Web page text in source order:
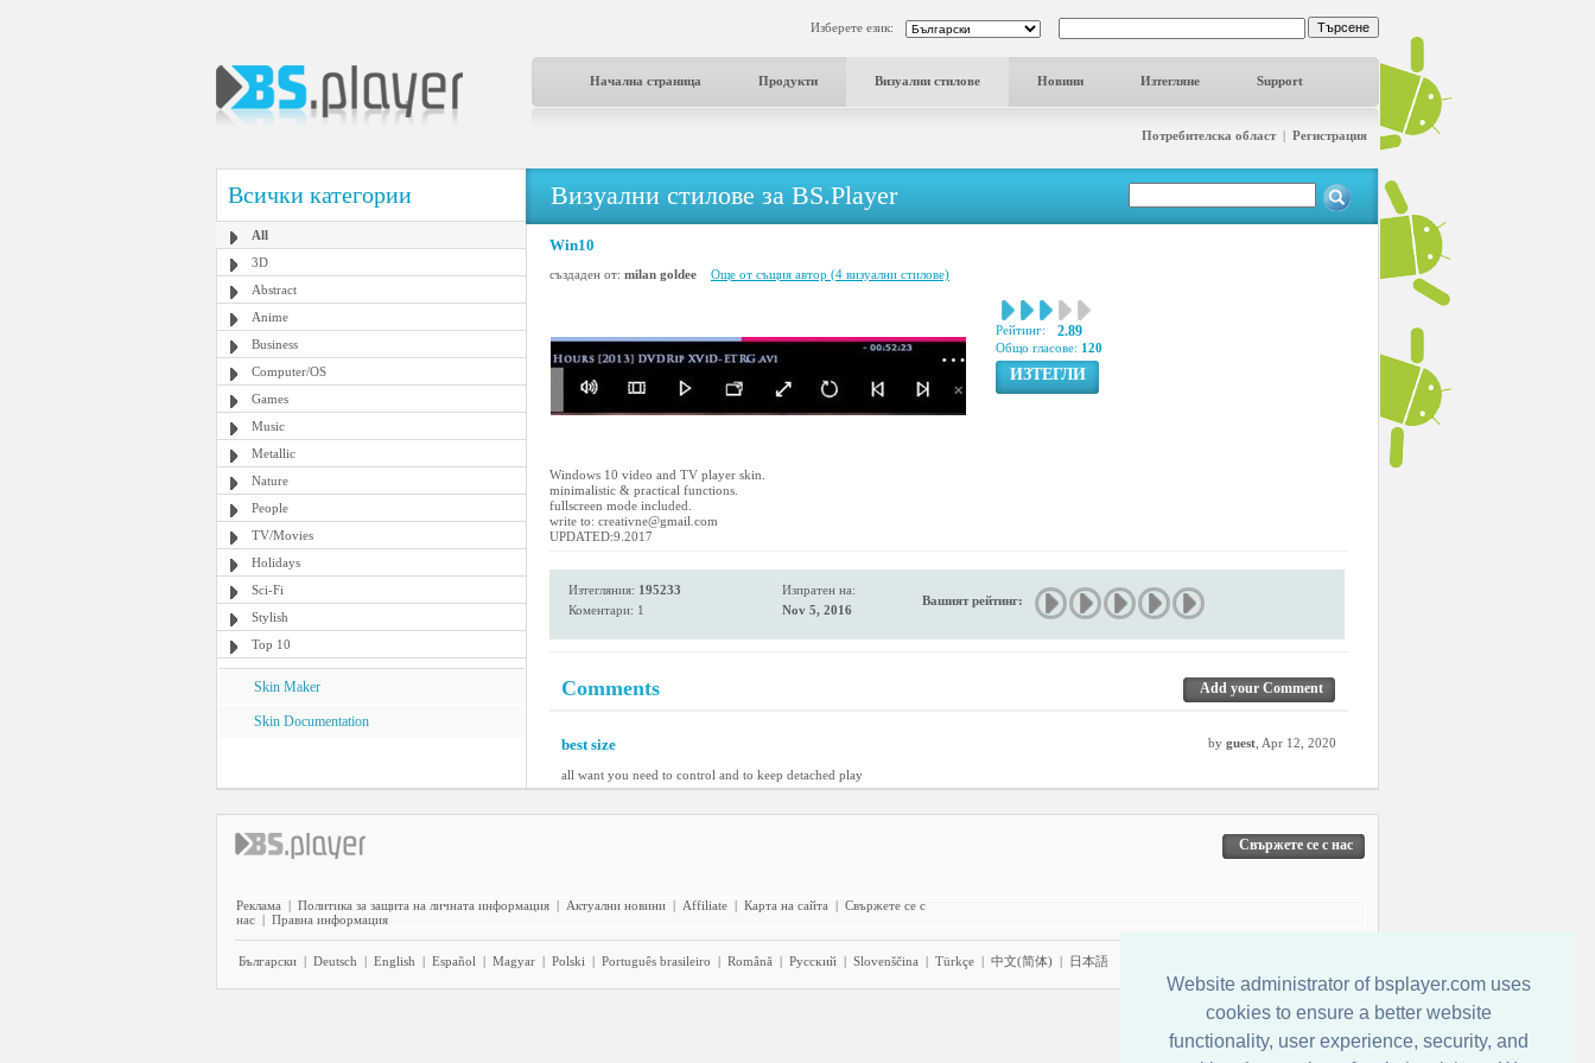
Website administrator of bsplayer.com uses
cookies to ensure a better website
functionality, user experience, security, and
Изберете език:
Начална страница Продукти Визуални стилове Новини Изтегляне Support
Потребителска област| Регистрация
Всички категории
All
3D
Abstract
Anime
Business
Computer/OS
Games
Music
Metallic
Nature
People
TV/Movies
Holidays
Sci-Fi
Stylish
Top 10
Skin Maker
Skin Documentation
Визуални стилове за BS.Player
Win10
създаден от: milan goldee Още от същия автор (4 визуални стилове)
Рейтинг: 2.89
Общо гласове: 120
ИЗТЕГЛИ
Windows 10 video and TV player skin.
minimalistic & practical functions.
fullscreen mode included.
write to: creativne@gmail.com
UPDATED:9.2017
Изтегляния: 195233
Коментари: 1
Изпратен на:
Nov 5, 2016
Вашият рейтинг:
Comments Add your Comment
best size by guest , Apr 12, 2020
all want you need to control and to keep detached play
Свържете се с нас
Реклама | Политика за защита на личната информация | Актуални новини | Affiliate | Карта на сайта | Свържете се с
нас | Правна информация
Български | Deutsch | English | Español | Magyar | Polski | Português brasileiro | Română | Pyccĸий | Slovenščina | Türkçe | 中文(简体) | 日本語